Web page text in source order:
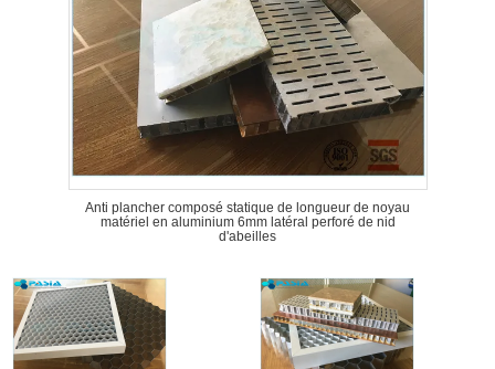
Anti plancher composé statique de longueur de noyau
matériel en aluminium 6mm latéral perforé de nid
d'abeilles